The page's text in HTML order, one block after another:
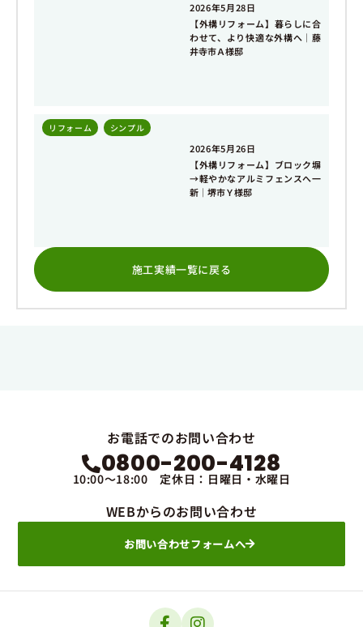
2026年5月28日
【外構リフォーム】暮らしに合
わせて、より快適な外構へ｜藤
井寺市Ａ様邸
リフォーム シンプル
2026年5月26日
【外構リフォーム】ブロック塀
→軽やかなアルミフェンスへ一
新｜堺市Ｙ様邸
施工実績一覧に戻る
お電話でのお問い合わせ
0800-200-4128
10:00～18:00 定休日：日曜日・水曜日
WEBからのお問い合わせ
お問い合わせフォームへ